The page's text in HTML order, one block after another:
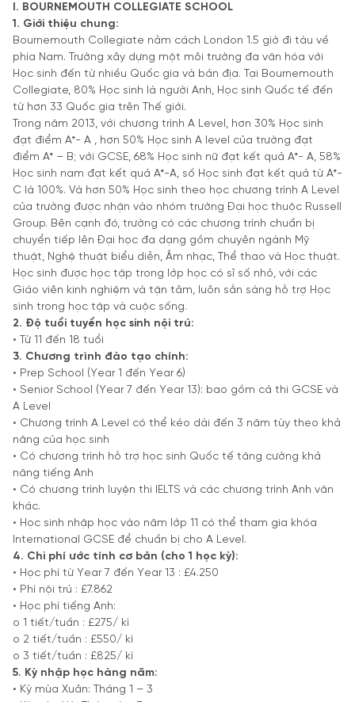
I. BOURNEMOUTH COLLEGIATE SCHOOL
1. Giới thiệu chung:
Bournemouth Collegiate nằm cách London 1.5 giờ đi tàu về
phía Nam. Trường xây dựng một môi trường đa văn hóa với
Học sinh đến từ nhiều Quốc gia và bản địa. Tại Bournemouth
Collegiate, 80% Học sinh là người Anh, Học sinh Quốc tế đến
từ hơn 33 Quốc gia trên Thế giới.
Trong năm 2013, với chương trình A Level, hơn 30% Học sinh
đạt điểm A*- A , hơn 50% Học sinh A level của trường đạt
điểm A* – B; với GCSE, 68% Học sinh nữ đạt kết quả A*- A, 58%
Học sinh nam đạt kết quả A*-A, số Học sinh đạt kết quả từ A*-
C là 100%. Và hơn 50% Học sinh theo học chương trình A Level
của trường được nhận vào nhóm trường Đại học thuộc Russell
Group. Bên cạnh đó, trường có các chương trình chuẩn bị
chuyển tiếp lên Đại học đa dạng gồm chuyên ngành Mỹ
thuật, Nghệ thuật biểu diễn, Âm nhạc, Thể thao và Học thuật.
Học sinh được học tập trong lớp học có sĩ số nhỏ, với các
Giáo viên kinh nghiệm và tận tâm, luôn sẵn sàng hỗ trợ Học
sinh trong học tập và cuộc sống.
2. Độ tuổi tuyển học sinh nội trú:
• Từ 11 đến 18 tuổi
3. Chương trình đào tạo chính:
• Prep School (Year 1 đến Year 6)
• Senior School (Year 7 đến Year 13): bao gồm cả thi GCSE và
A Level
• Chương trình A Level có thể kéo dài đến 3 năm tùy theo khả
năng của học sinh
• Có chương trình hỗ trợ học sinh Quốc tế tăng cường khả
năng tiếng Anh
• Có chương trình luyện thi IELTS và các chương trình Anh văn
khác.
• Học sinh nhập học vào năm lớp 11 có thể tham gia khóa
International GCSE để chuẩn bị cho A Level.
4. Chi phí ước tính cơ bản (cho 1 học kỳ):
• Học phí từ Year 7 đến Year 13 : £4.250
• Phí nội trú : £7.862
• Học phí tiếng Anh:
o 1 tiết/tuần : £275/ kì
o 2 tiết/tuần : £550/ kì
o 3 tiết/tuần : £825/ kì
5. Kỳ nhập học hàng năm:
• Kỳ mùa Xuân: Tháng 1 – 3